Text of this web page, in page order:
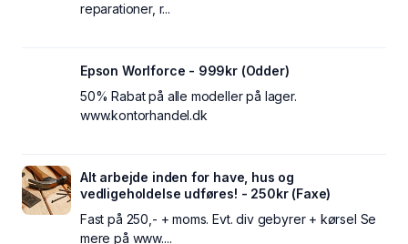
reparationer, r...
Epson Worlforce - 999kr (Odder)
50% Rabat på alle modeller på lager.
www.kontorhandel.dk
Alt arbejde inden for have, hus og
vedligeholdelse udføres! - 250kr (Faxe)
Fast på 250,- + moms. Evt. div gebyrer + kørsel Se
mere på www....